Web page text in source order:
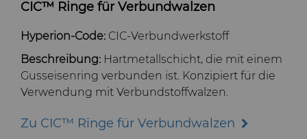
CIC™ Ringe für Verbundwalzen
Hyperion-Code: CIC-Verbundwerkstoff
Beschreibung: Hartmetallschicht, die mit einem
Gusseisenring verbunden ist. Konzipiert für die
Verwendung mit Verbundstoffwalzen.
Zu CIC™ Ringe für Verbundwalzen